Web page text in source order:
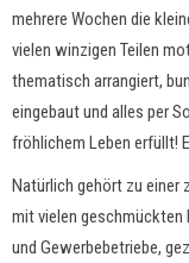
mehrere Wochen die
vielen winzigen Teilen
thematisch arrangiert,
eingebaut und alles per
fröhlichem Leben erfüllt!
Natürlich gehört zu einer
mit vielen
und Gewerbebetriebe,